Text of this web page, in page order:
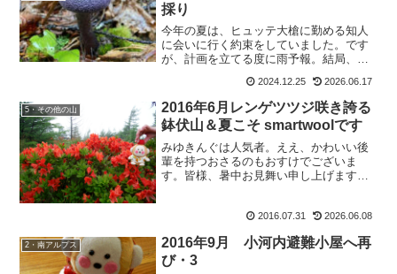
採り
今年の夏は、ヒュッテ大槍に勤める知人
に会いに行く約束をしていました。です
が、計画を立てる度に雨予報。結局、今
た。ごめんねKくん。来夏はどこでも絶対
会いに行きますから！！と一人勝手に誓
っているもおすけです、皆...
2024.12.25 2026.06.17
5・その他の山
2016年6月レンゲツツジ咲き誇る
鉢伏山＆夏こそ smartwoolです
みゆきんぐは人気者。ええ、かわいい後
輩を持つおさるのもおすけでございま
す。皆様、暑中お見舞い申し上げます暑
す。んで、一昨日。なんと3人ものお客様
2016.07.31 2026.06.08
2・南アルプス
2016年9月 小河内避難小屋へ再
び・3